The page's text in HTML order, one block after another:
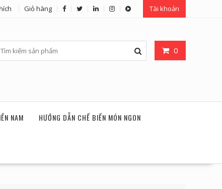
Giỏ hàng Tài khoản
0
NAM HƯỚNG DẪN CHẾ BIẾN MÓN NGON